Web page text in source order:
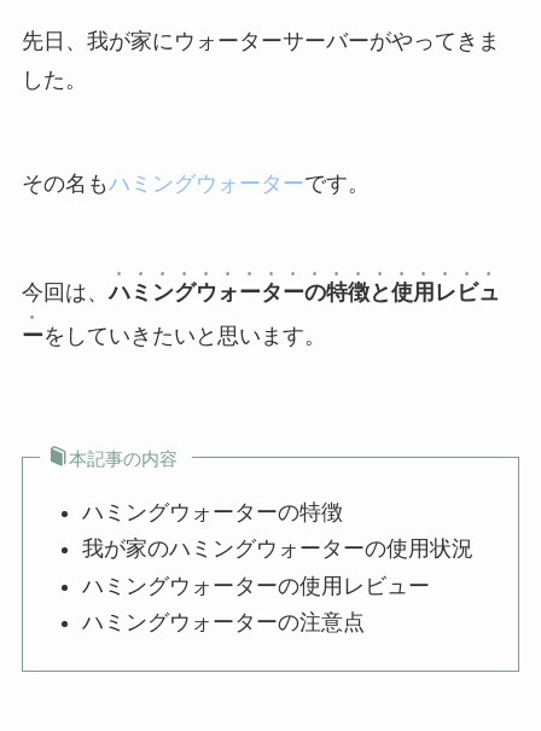
先日、我が家にウォーターサーバーがやってきま
した。
その名もハミングウォーターです。
今回は、ハミングウォーターの特徴と使用レビュ
ーをしていきたいと思います。
本記事の内容
ハミングウォーターの特徴
我が家のハミングウォーターの使用状況
ハミングウォーターの使用レビュー
ハミングウォーターの注意点